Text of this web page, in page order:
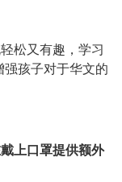
松又有趣，学习
孩子对于华文的
上口罩提供额外